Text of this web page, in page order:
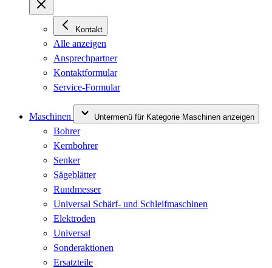
Kontakt
Alle anzeigen
Ansprechpartner
Kontaktformular
Service-Formular
Maschinen Untermenü für Kategorie Maschinen anzeigen
Bohrer
Kernbohrer
Senker
Sägeblätter
Rundmesser
Universal Schärf- und Schleifmaschinen
Elektroden
Universal
Sonderaktionen
Ersatzteile